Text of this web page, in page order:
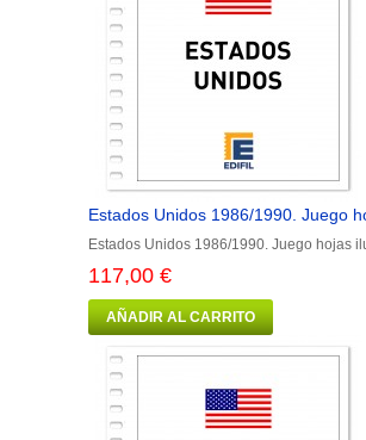
Estados Unidos 1986/1990. Juego
Estados Unidos 1986/1990. Juego hojas
117,00 €
AÑADIR AL CARRITO